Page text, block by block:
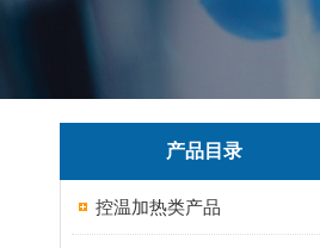
产品目录
控温加热类产品